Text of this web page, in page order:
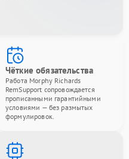
Чёткие обязательства
Работа Morphy Richards
RemSupport сопровождается
прописанными гарантийными
условиями — без размытых
формулировок.